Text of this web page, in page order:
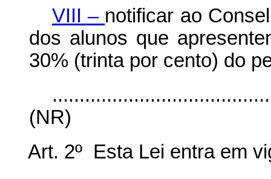
VIII – notificar ao
dos alunos que
30% (trinta por cento) do
(NR)
Art. 2º Esta Lei entra em